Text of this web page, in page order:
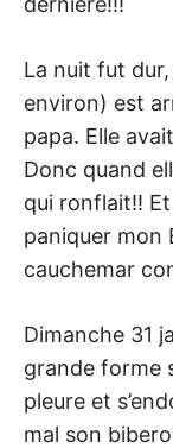
La nuit fut
environ) est
papa. Elle
Donc quand
qui ronflait!!
paniquer mon
cauchemar
Dimanche 31
grande forme
pleure et
mal son